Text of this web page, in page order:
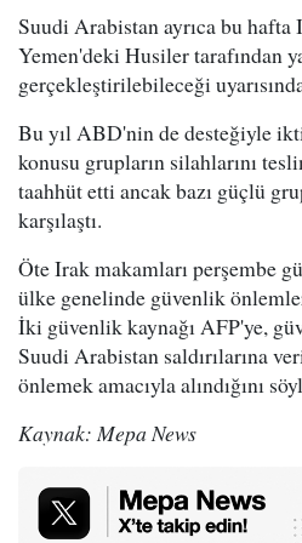
Suudi Arabistan ayrıca bu
Yemen'deki Husiler tarafından
gerçekleştirilebileceği
Bu yıl ABD'nin de desteğiyle
konusu grupların silahlarını
taahhüt etti ancak bazı güçlü
karşılaştı.
Öte Irak makamları perşembe
ülke genelinde güvenlik
İki güvenlik kaynağı AFP'ye,
Suudi Arabistan saldırılarına
önlemek amacıyla alındığını
Kaynak: Mepa News